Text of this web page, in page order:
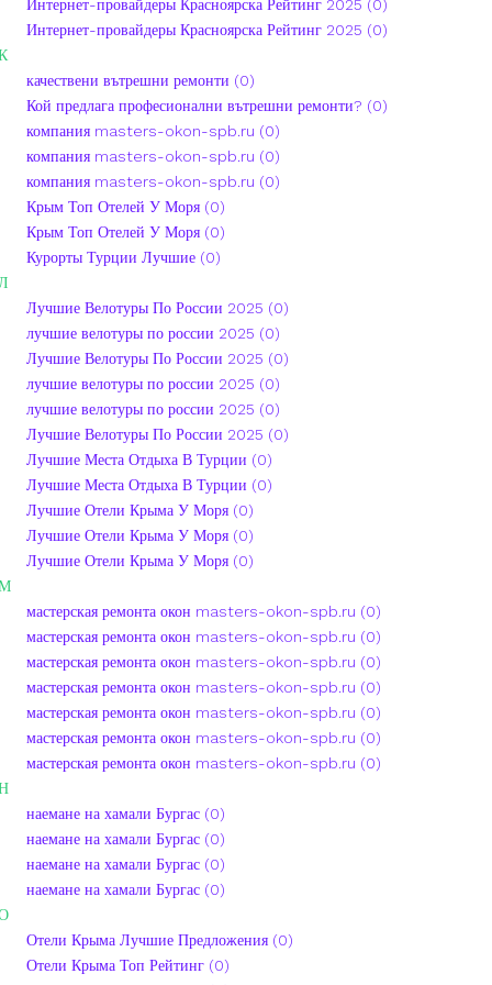
Интернет-провайдеры Красноярска Рейтинг 2025 (0)
Интернет-провайдеры Красноярска Рейтинг 2025 (0)
качествени вътрешни ремонти (0)
Кой предлага професионални вътрешни ремонти? (0)
компания masters-okon-spb.ru (0)
компания masters-okon-spb.ru (0)
компания masters-okon-spb.ru (0)
Крым Топ Отелей У Моря (0)
Крым Топ Отелей У Моря (0)
Курорты Турции Лучшие (0)
Лучшие Велотуры По России 2025 (0)
лучшие велотуры по россии 2025 (0)
Лучшие Велотуры По России 2025 (0)
лучшие велотуры по россии 2025 (0)
лучшие велотуры по россии 2025 (0)
Лучшие Велотуры По России 2025 (0)
Лучшие Места Отдыха В Турции (0)
Лучшие Места Отдыха В Турции (0)
Лучшие Отели Крыма У Моря (0)
Лучшие Отели Крыма У Моря (0)
Лучшие Отели Крыма У Моря (0)
мастерская ремонта окон masters-okon-spb.ru (0)
мастерская ремонта окон masters-okon-spb.ru (0)
мастерская ремонта окон masters-okon-spb.ru (0)
мастерская ремонта окон masters-okon-spb.ru (0)
мастерская ремонта окон masters-okon-spb.ru (0)
мастерская ремонта окон masters-okon-spb.ru (0)
мастерская ремонта окон masters-okon-spb.ru (0)
наемане на хамали Бургас (0)
наемане на хамали Бургас (0)
наемане на хамали Бургас (0)
наемане на хамали Бургас (0)
Отели Крыма Лучшие Предложения (0)
Отели Крыма Топ Рейтинг (0)